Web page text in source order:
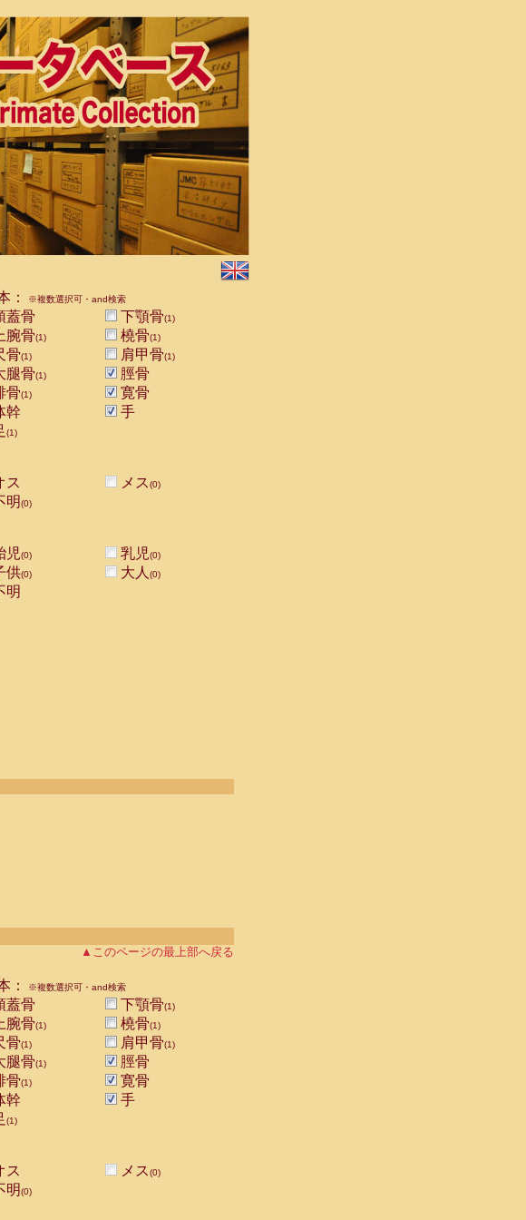
： ※複数選択可・and検索
蓋骨 下顎骨(1)
腕骨(1) 橈骨(1)
骨(1) 肩甲骨(1)
腿骨(1)
脛骨
骨(1)
寛骨
幹
手
(1)
ス
メス(0)
明(0)
児(0) 乳児(0)
供(0) 大人 (0)
明
▲このページの最上部へ戻る
： ※複数選択可・and検索
蓋骨 下顎骨(1)
腕骨(1) 橈骨(1)
骨(1) 肩甲骨(1)
腿骨(1)
脛骨
骨(1)
寛骨
幹
手
(1)
ス
メス(0)
明(0)